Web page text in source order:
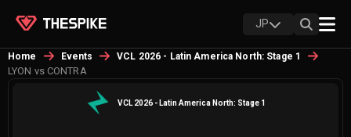
JP
Home Events VCL 2026 - Latin America North: Stage 1
LYON vs CONTRA
VCL 2026 - Latin America North: Stage 1